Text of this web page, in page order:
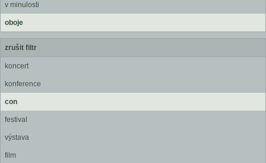
v minulosti
oboje
zrušit filtr
koncert
konference
con
festival
výstava
film